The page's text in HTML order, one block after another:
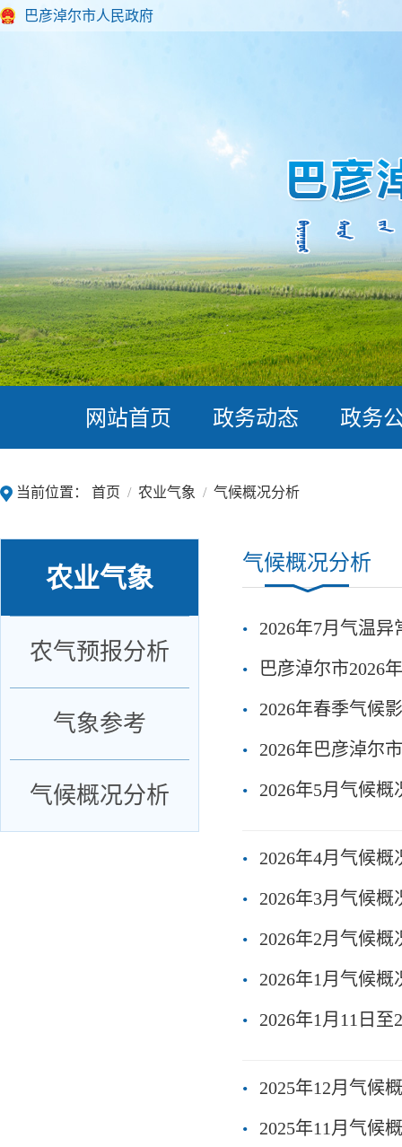
巴彦淖尔市人民政府
网站首页 政务动态 政务
当前位置： 首页 / 农业气象 / 气候概况分析
农业气象
农气预报分析
气象参考
气候概况分析
气候概况分析
2026年7月气温
巴彦淖尔市2026
2026年春季气候
2026年巴彦淖尔
2026年5月气候
2026年4月气候
2026年3月气候
2026年2月气候
2026年1月气候
2026年1月11日
2025年12月气候
2025年11月气候